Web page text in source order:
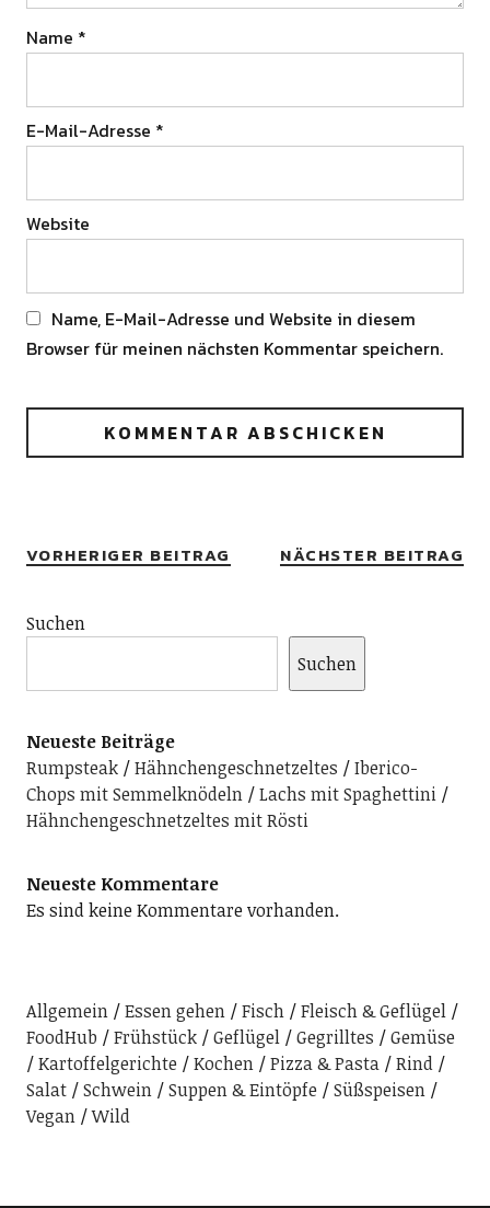
Name *
E-Mail-Adresse *
Website
Name, E-Mail-Adresse und Website in diesem
Browser für meinen nächsten Kommentar speichern.
VORHERIGER BEITRAG NÄCHSTER BEITRAG
Suchen
Suchen
Neueste Beiträge
Rumpsteak
Hähnchengeschnetzeltes
Iberico-
Chops mit Semmelknödeln
Lachs mit Spaghettini
Hähnchengeschnetzeltes mit Rösti
Neueste Kommentare
Es sind keine Kommentare vorhanden.
Allgemein Essen gehen Fisch
Fleisch & Geflügel
FoodHub
Frühstück Geflügel Gegrilltes
Gemüse
Kartoffelgerichte
Kochen Pizza & Pasta
Rind
Salat
Schwein Suppen & Eintöpfe
Süßspeisen
Vegan
Wild